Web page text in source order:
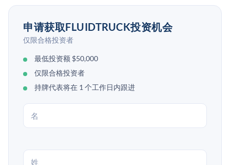
申请获取FLUIDTRUCK投资机会
仅限合格投资者
最低投资额 $50,000
仅限合格投资者
持牌代表将在 1 个工作日内跟进